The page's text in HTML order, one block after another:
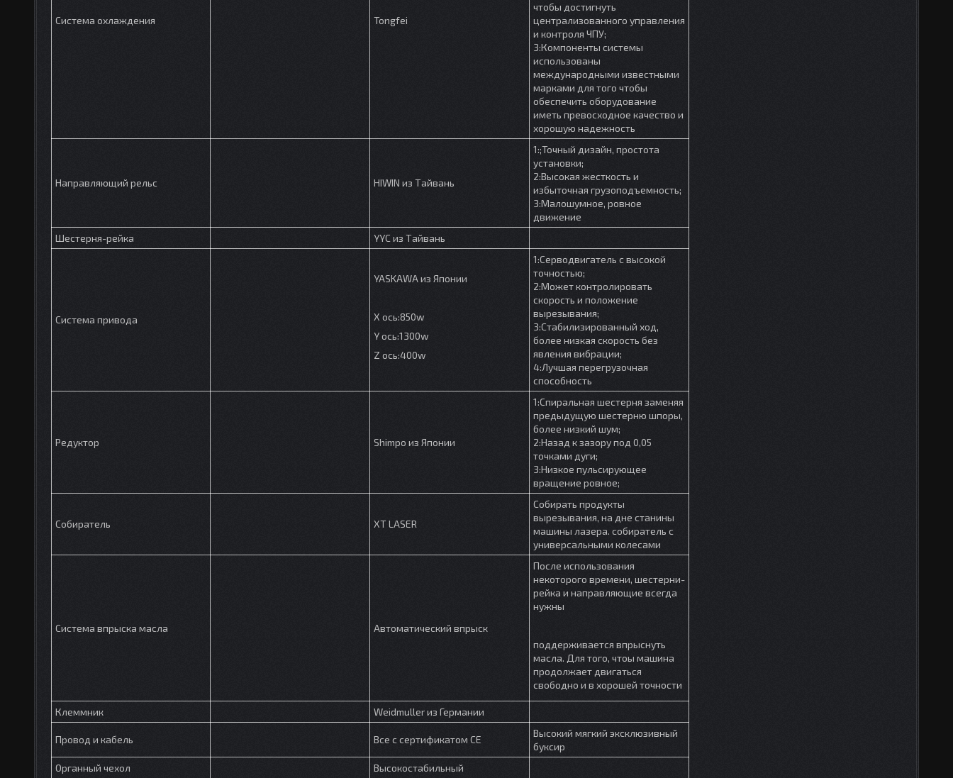
Система охлаждения Tongfei
чтобы достигнуть
централизованного управления
и контроля ЧПУ;
3:Компоненты системы
использованы
международными известными
марками для того чтобы
обеспечить оборудование
иметь превосходное качество и
хорошую надежность
Направляющий рельс HIWIN из Тайвань
1:;Точный дизайн, простота
установки;
2:Высокая жесткость и
избыточная грузоподъемность;
3:Малошумное, ровное
движение
Шестерня-рейка
YYC из Тайвань
Система привода
YASKAWA из Японии
X ось:850w
Y ось:1300w
Z ось:400w
1:Серводвигатель с высокой
точностью;
2:Может контролировать
скорость и положение
вырезывания;
3:Стабилизированный ход,
более низкая скорость без
явления вибрации;
4:Лучшая перегрузочная
способность
Редуктор Shimpo из Японии
1:Спиральная шестерня заменяя
предыдущую шестерню шпоры,
более низкий шум;
2:Назад к зазору под 0,05
точками дуги;
3:Низкое пульсирующее
вращение ровное;
Собиратель XT LASER
Собирать продукты
вырезывания, на дне станины
машины лазера. собиратель с
универсальными колесами
Система впрыска масла Автоматический впрыск
После использования
некоторого времени, шестерни-
рейка и направляющие всегда
нужны
поддерживается впрыснуть
масла. Для того, чтоы машина
продолжает двигаться
свободно и в хорошей точности
Клеммник Weidmuller из Германии
Провод и кабель Все с сертификатом CE
Высокий мягкий эксклюзивный
буксир
Органный чехол
Высокостабильный